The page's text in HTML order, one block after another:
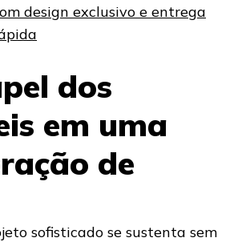
design exclusivo e entrega
dos
em uma
de
sofisticado se sustenta sem